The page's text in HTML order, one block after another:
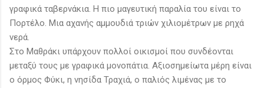
γραφικά ταβερνάκια. Η πιο μαγευτική παραλία του είναι το
Πορτέλο. Μια αχανής αμμουδιά τριών χιλιομέτρων με ρηχά
νερά.
Στο Μαθράκι υπάρχουν πολλοί οικισμοί που συνδέονται
μεταξύ τους με γραφικά μονοπάτια. Αξιοσημείωτα μέρη είναι
ο όρμος Φύκι, η νησίδα Τραχιά, ο παλιός λιμένας με το